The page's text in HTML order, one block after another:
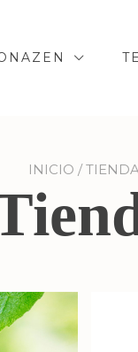
INICIO /